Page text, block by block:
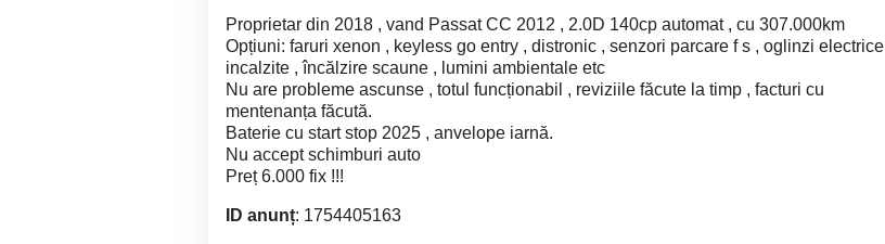
Proprietar din 2018 , vand Passat CC 2012 , 2.0D 140cp automat , cu 307.000km
Opțiuni: faruri xenon , keyless go entry , distronic , senzori parcare f s , oglinzi electrice
incalzite , încălzire scaune , lumini ambientale etc
Nu are probleme ascunse , totul funcționabil , reviziile făcute la timp , facturi cu
mentenanța făcută.
Baterie cu start stop 2025 , anvelope iarnă.
Nu accept schimburi auto
Preț 6.000 fix !!!
ID anunț: 1754405163